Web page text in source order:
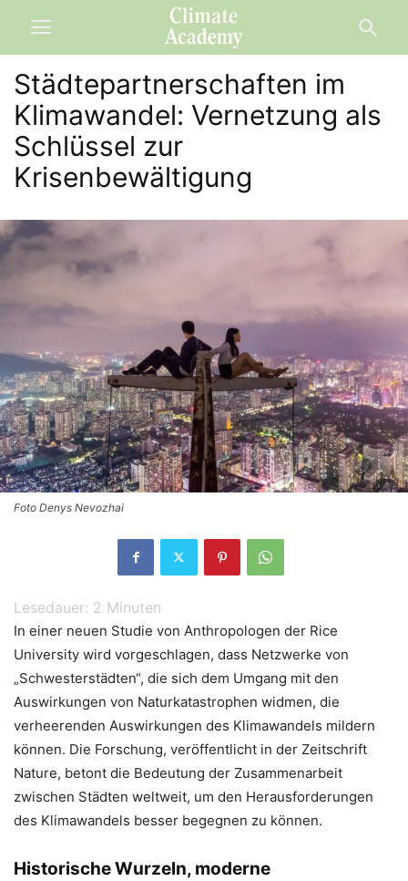
Städtepartnerschaften im
Klimawandel: Vernetzung als
Schlüssel zur
Krisenbewältigung
Foto Denys Nevozhai
Lesedauer: 2 Minuten
In einer neuen Studie von Anthropologen der Rice
University wird vorgeschlagen, dass Netzwerke von
„Schwesterstädten“, die sich dem Umgang mit den
Auswirkungen von Naturkatastrophen widmen, die
verheerenden Auswirkungen des Klimawandels mildern
können. Die Forschung, veröffentlicht in der Zeitschrift
Nature, betont die Bedeutung der Zusammenarbeit
zwischen Städten weltweit, um den Herausforderungen
des Klimawandels besser begegnen zu können.
Historische Wurzeln, moderne